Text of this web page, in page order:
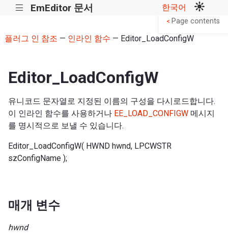
||| EmEditor 문서 한국어
플러그 인 참조 — 인라인 함수 — Editor_LoadConfigW
Editor_LoadConfigW
유니코드 문자열로 지정된 이름의 구성을 다시로드합니다.
이 인라인 함수를 사용하거나 EE_LOAD_CONFIGW 메시지
를 명시적으로 보낼 수 있습니다.
Editor_LoadConfigW( HWND hwnd, LPCWSTR
szConfigName );
매개 변수
hwnd
< Page contents